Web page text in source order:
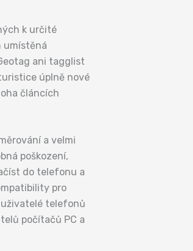
k určité
umístěná
ani tagglist
úplně nové
článcích
a velmi
poškození,
do telefonu a
pro
telefonů
počítačů PC a